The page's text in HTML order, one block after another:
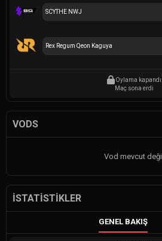
SCYTHE NWJ
Rex Regum Qeon Kaguya
Oylama kapandı
Maç sona erdi
VODS
Vod mevcut değil
İSTATISTIKLER
GENEL BAKIŞ